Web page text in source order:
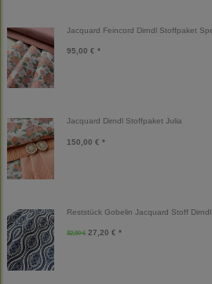
Jacquard Feincord Dirndl Stoffpaket
95,00 € *
Jacquard Dirndl Stoffpaket Julia
150,00 € *
Reststück Gobelin Jacquard Stoff
32,00 € 27,20 € *